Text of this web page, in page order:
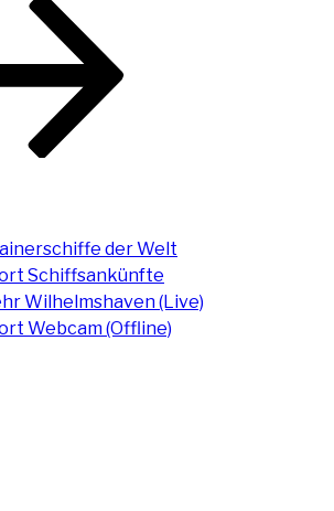
der Welt
Schiffsankünfte
Wilhelmshaven (Live)
Webcam (Offline)